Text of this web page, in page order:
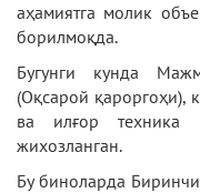
аҳамиятга молик
борилмоқда.
Бугунги кунда
(Оқсарой қароргоҳи),
ва илғор техника
жихозланган.
Бу биноларда